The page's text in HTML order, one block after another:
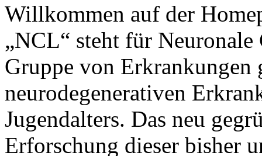
Willkommen auf der
„NCL“ steht für
Gruppe von Erkrankungen
neurodegenerativen
Jugendalters. Das neu
Erforschung dieser bisher